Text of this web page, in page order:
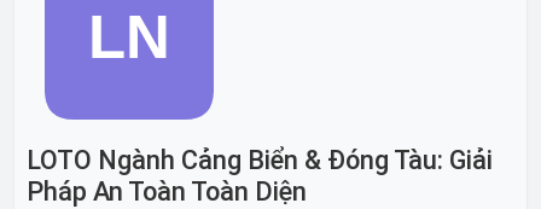
LOTO Ngành Cảng Biển & Đóng Tàu: Giải
Pháp An Toàn Toàn Diện